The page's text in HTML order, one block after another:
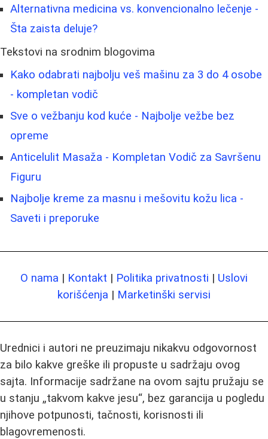
Alternativna medicina vs. konvencionalno lečenje -
Šta zaista deluje?
Tekstovi na srodnim blogovima
Kako odabrati najbolju veš mašinu za 3 do 4 osobe
- kompletan vodič
Sve o vežbanju kod kuće - Najbolje vežbe bez
opreme
Anticelulit Masaža - Kompletan Vodič za Savršenu
Figuru
Najbolje kreme za masnu i mešovitu kožu lica -
Saveti i preporuke
O nama | Kontakt | Politika privatnosti | Uslovi
korišćenja | Marketinški servisi
Urednici i autori ne preuzimaju nikakvu odgovornost
za bilo kakve greške ili propuste u sadržaju ovog
sajta. Informacije sadržane na ovom sajtu pružaju se
u stanju „takvom kakve jesu“, bez garancija u pogledu
njihove potpunosti, tačnosti, korisnosti ili
blagovremenosti.